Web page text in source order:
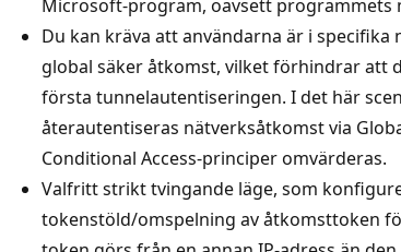
Microsoft-program, oavsett programmets
Du kan kräva att användarna är i
global säker åtkomst, vilket förhindrar att
första tunnelautentiseringen. I det här
återautentiseras nätverksåtkomst via
Conditional Access-principer omvärderas.
Valfritt strikt tvingande läge, som
tokenstöld/omspelning av åtkomsttoken